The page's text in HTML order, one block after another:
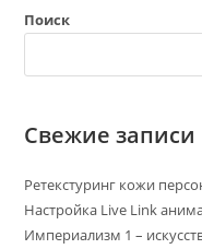
Поиск
Свежие записи
Ретекстуринг кожи
Настройка Live Link
Империализм 1 –